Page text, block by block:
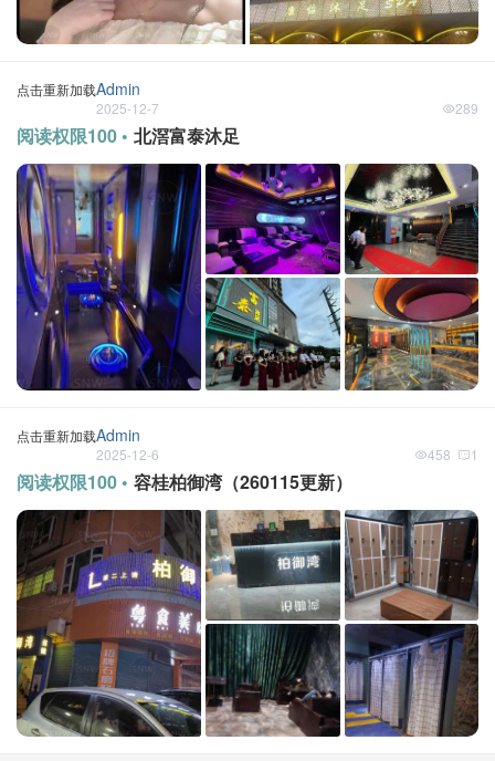
点击重新加载Admin
2025-12-7 289
阅读权限100 • 北滘富泰沐足
点击重新加载Admin
2025-12-6 1
458
阅读权限100 • 容桂柏御湾（260115更新）